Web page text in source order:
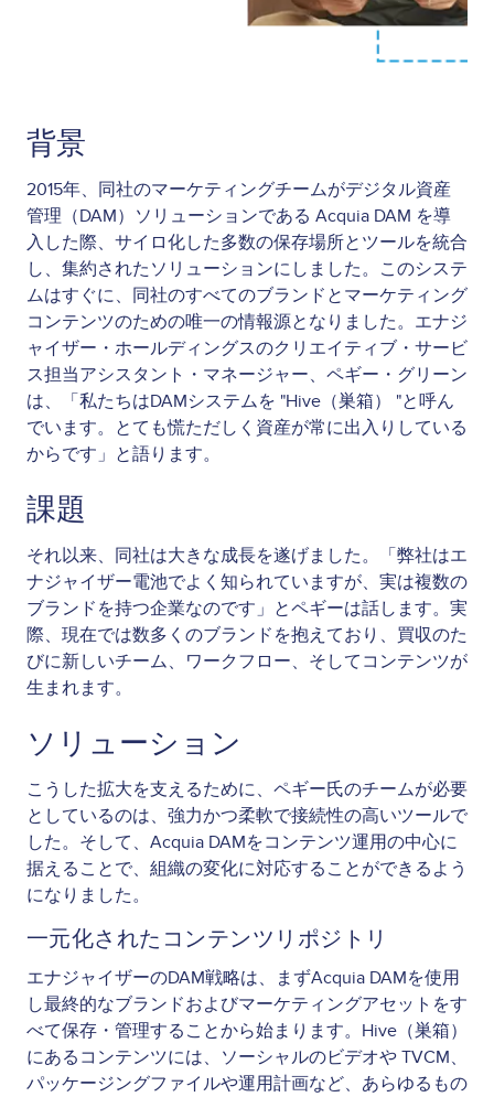
背景
2015年、同社のマーケティングチームがデジタル資産
管理（DAM）ソリューションである Acquia DAM を導
入した際、サイロ化した多数の保存場所とツールを統合
し、集約されたソリューションにしました。このシステ
ムはすぐに、同社のすべてのブランドとマーケティング
コンテンツのための唯一の情報源となりました。エナジ
ャイザー・ホールディングスのクリエイティブ・サービ
ス担当アシスタント・マネージャー、ペギー・グリーン
は、「私たちはDAMシステムを "Hive（巣箱） "と呼ん
でいます。とても慌ただしく資産が常に出入りしている
からです」と語ります。
課題
それ以来、同社は大きな成長を遂げました。「弊社はエ
ナジャイザー電池でよく知られていますが、実は複数の
ブランドを持つ企業なのです」とペギーは話します。実
際、現在では数多くのブランドを抱えており、買収のた
びに新しいチーム、ワークフロー、そしてコンテンツが
生まれます。
ソリューション
こうした拡大を支えるために、ペギー氏のチームが必要
としているのは、強力かつ柔軟で接続性の高いツールで
した。そして、Acquia DAMをコンテンツ運用の中心に
据えることで、組織の変化に対応することができるよう
になりました。
一元化されたコンテンツリポジトリ
エナジャイザーのDAM戦略は、まずAcquia DAMを使用
し最終的なブランドおよびマーケティングアセットをす
べて保存・管理することから始まります。Hive（巣箱）
にあるコンテンツには、ソーシャルのビデオや TVCM、
パッケージングファイルや運用計画など、あらゆるもの